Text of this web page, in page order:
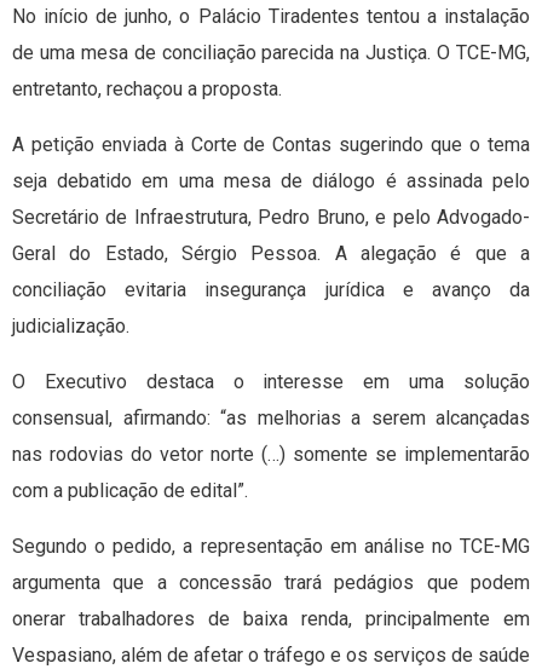
No início de junho, o Palácio Tiradentes tentou a instalação
de uma mesa de conciliação parecida na Justiça. O TCE-MG,
entretanto, rechaçou a proposta.
A petição enviada à Corte de Contas sugerindo que o tema
seja debatido em uma mesa de diálogo é assinada pelo
Secretário de Infraestrutura, Pedro Bruno, e pelo Advogado-
Geral do Estado, Sérgio Pessoa. A alegação é que a
conciliação evitaria insegurança jurídica e avanço da
judicialização.
O Executivo destaca o interesse em uma solução
consensual, afirmando: “as melhorias a serem alcançadas
nas rodovias do vetor norte (…) somente se implementarão
com a publicação de edital”.
Segundo o pedido, a representação em análise no TCE-MG
argumenta que a concessão trará pedágios que podem
onerar trabalhadores de baixa renda, principalmente em
Vespasiano, além de afetar o tráfego e os serviços de saúde